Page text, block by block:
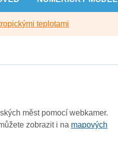
teplotami
měst pomocí webkamer.
zobrazit i na mapových